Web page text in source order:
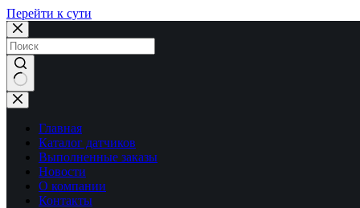
Перейти к сути
Ничего
не
найденоГлавная
Каталог датчиков
Выполненные заказы
Новости
О компании
Контакты